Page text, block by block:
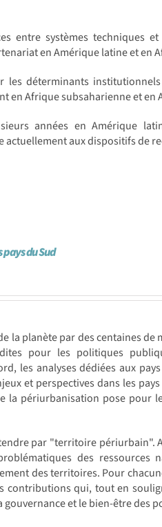
entre systèmes techniques
en Amérique latine et en
les déterminants
en Afrique subsaharienne et en
années en Amérique
aux dispositifs de
du Sud
la planète par des centaines
pour les politiques
les analyses dédiées aux
et perspectives dans les
la périurbanisation pose pour
par "territoire périurbain".
des ressources
des territoires. Pour
contributions qui, tout en
et le bien-être des